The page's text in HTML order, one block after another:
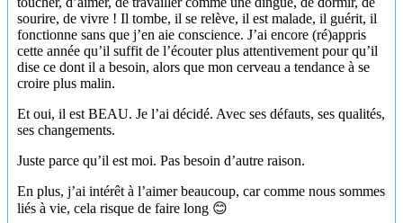
sourire, de vivre ! Il tombe, il se relève, il est malade, il guérit, il
fonctionne sans que j’en aie conscience. J’ai encore (ré)appris
cette année qu’il suffit de l’écouter plus attentivement pour qu’il
dise ce dont il a besoin, alors que mon cerveau a tendance à se
croire plus malin.
Et oui, il est BEAU. Je l’ai décidé. Avec ses défauts, ses qualités,
ses changements.
Juste parce qu’il est moi. Pas besoin d’autre raison.
En plus, j’ai intérêt à l’aimer beaucoup, car comme nous sommes
liés à vie, cela risque de faire long 😊